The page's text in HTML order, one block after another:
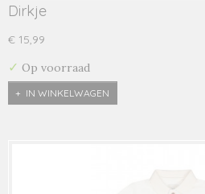
Dirkje
€ 15,99
✓ Op voorraad
IN WINKELWAGEN